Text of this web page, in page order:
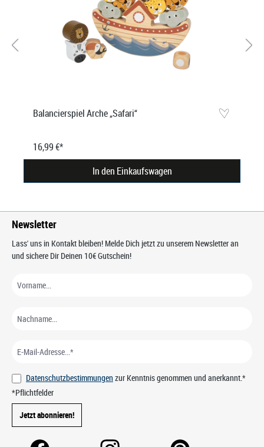
Balancierspiel Arche „Safari“
16,99 €*
In den Einkaufswagen
Newsletter
Lass' uns in Kontakt bleiben! Melde Dich jetzt zu unserem Newsletter an
und sichere Dir Deinen 10€ Gutschein!
Datenschutzbestimmungen zur Kenntnis genommen und anerkannt.*
*Pflichtfelder
Jetzt abonnieren!